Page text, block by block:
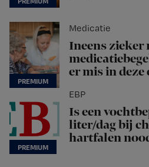
Medicatie
Ineens zieker
er mis in deze
EBP
Is een
liter/dag bij
hartfalen